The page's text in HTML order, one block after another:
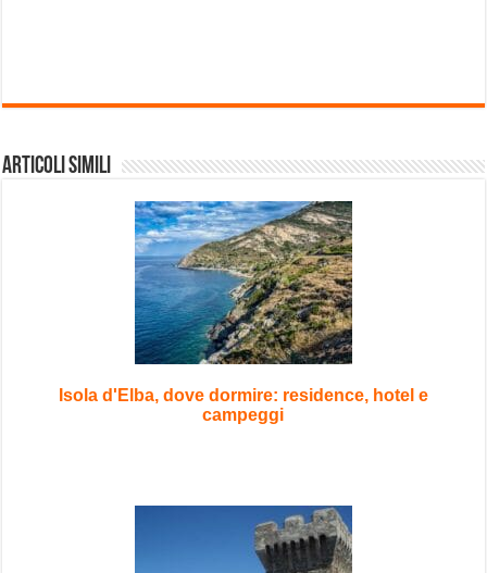
Articoli Simili
Isola d'Elba, dove dormire: residence, hotel e
campeggi